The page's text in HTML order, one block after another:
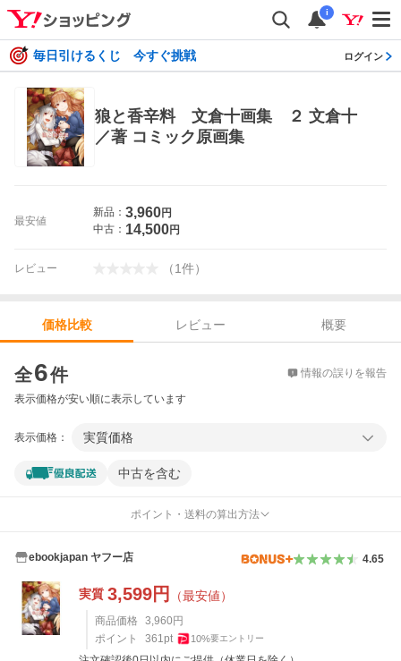
i
毎日引けるくじ 今すぐ挑戦 ログイン
狼と香辛料 文倉十画集 ２ 文倉十
／著 コミック原画集
最安値
新品： 3,960円
中古： 14,500円
レビュー （1件）
価格比較 レビュー
概要
全6件 情報の誤りを報告
表示価格が安い順に表示しています
表示価格： 実質価格
中古を含む
ポイント・送料の算出方法
ebookjapan ヤフー店 4.65
実質 3,599円 （最安値）
商品価格 3,960 円
ポイント
361pt 10%要エントリー